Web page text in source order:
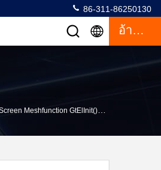
86-311-86250130
อ้างอิง
GtElInit() {var Lib = New Google.translate.TranslateService();lib.translat